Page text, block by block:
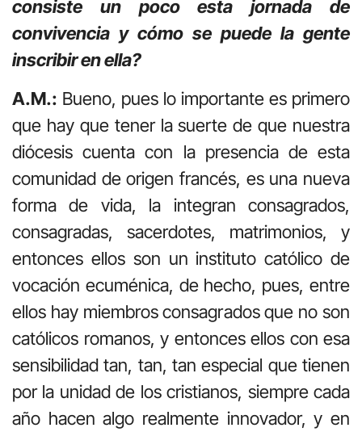
consiste un poco esta jornada de
convivencia y cómo se puede la gente
inscribir en ella?
A.M.: Bueno, pues lo importante es primero
que hay que tener la suerte de que nuestra
diócesis cuenta con la presencia de esta
comunidad de origen francés, es una nueva
forma de vida, la integran consagrados,
consagradas, sacerdotes, matrimonios, y
entonces ellos son un instituto católico de
vocación ecuménica, de hecho, pues, entre
ellos hay miembros consagrados que no son
católicos romanos, y entonces ellos con esa
sensibilidad tan, tan, tan especial que tienen
por la unidad de los cristianos, siempre cada
año hacen algo realmente innovador, y en